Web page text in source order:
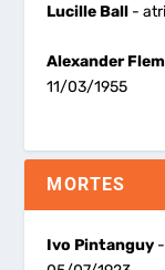
Lucille Ball -
Alexander
11/03/1955
MORTES
Ivo Pintanguy